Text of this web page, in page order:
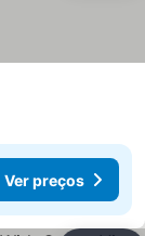
Ver preços